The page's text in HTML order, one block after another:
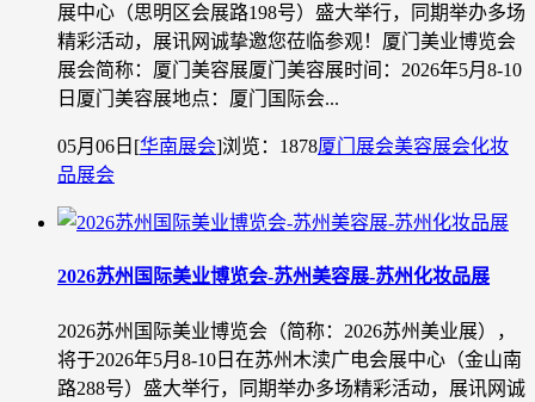
展中心（思明区会展路198号）盛大举行，同期举办多场
精彩活动，展讯网诚挚邀您莅临参观！厦门美业博览会
展会简称：厦门美容展厦门美容展时间：2026年5月8-10
日厦门美容展地点：厦门国际会...
05月06日 [华南展会]浏览：1878厦门展会美容展会化妆
品展会
​2026苏州国际美业博览会-苏州美容展-苏州化妆品展
2026苏州国际美业博览会（简称：2026苏州美业展），
将于2026年5月8-10日在苏州木渎广电会展中心（金山南
路288号）盛大举行，同期举办多场精彩活动，展讯网诚